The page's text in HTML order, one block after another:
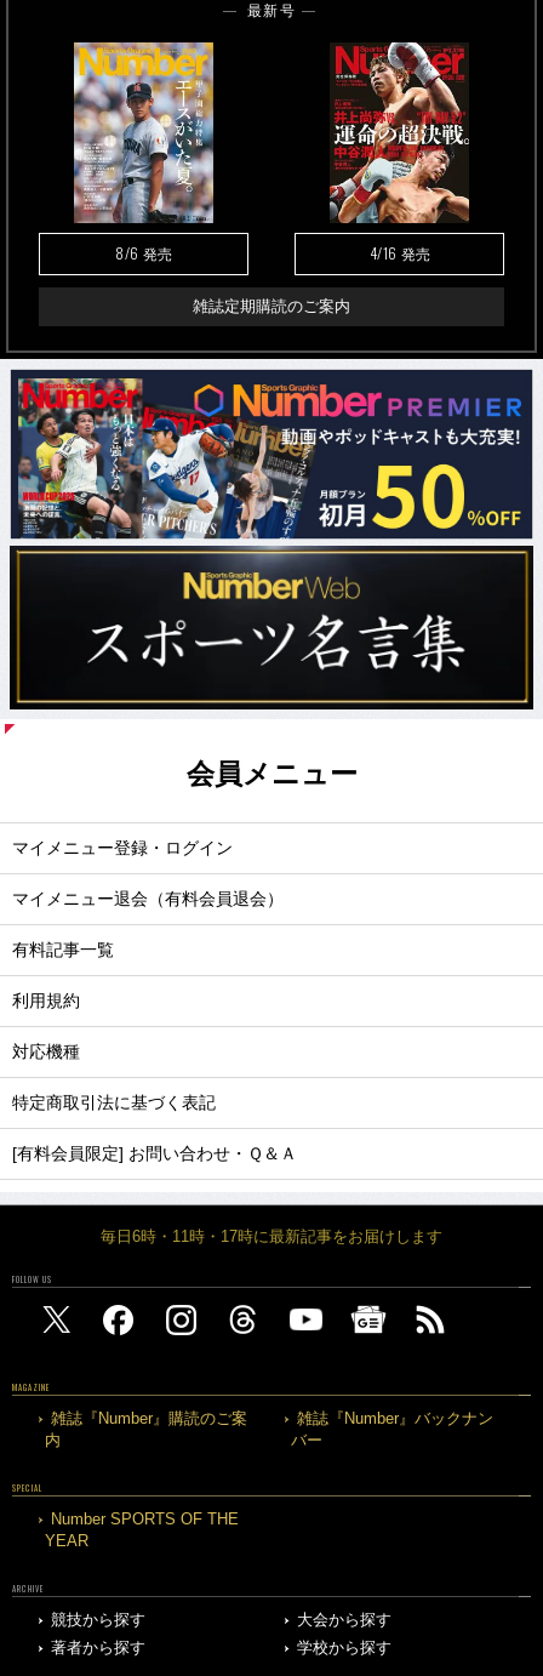
最新号
8/6 発売 4/16 発売
雑誌定期購読のご案内
会員メニュー
マイメニュー登録・ログイン
マイメニュー退会（有料会員退会）
有料記事一覧
利用規約
対応機種
特定商取引法に基づく表記
[有料会員限定] お問い合わせ・Ｑ＆Ａ
毎日6時・11時・17時に最新記事をお届けします
FOLLOW US
MAGAZINE
雑誌『Number』購読のご案
内
雑誌『Number』バックナン
バー
SPECIAL
Number SPORTS OF THE
YEAR
ARCHIVE
競技から探す
大会から探す
著者から探す
学校から探す